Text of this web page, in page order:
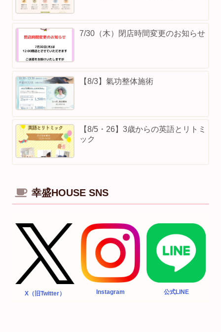
7/30（木）閉店時間変更のお知らせ
【8/3】⁡氣功整体施術
【8/5・26】3歳からの英語とリトミ
ック
幸盛HOUSE SNS
X（旧Twitter） Instagram 公式LINE